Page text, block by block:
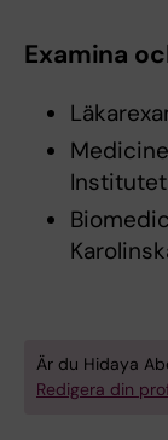
Examina
Är du Hidaya
Redigera din